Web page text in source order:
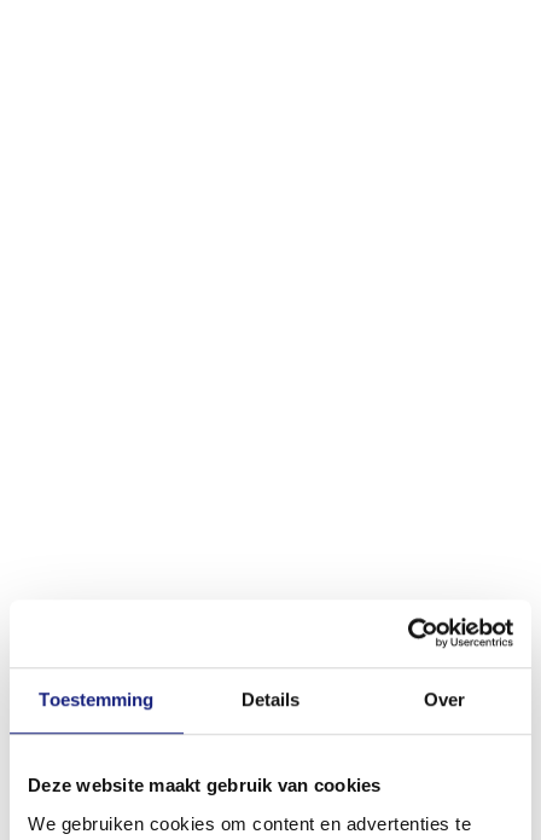
Toestemming Details Over
Deze website maakt gebruik van cookies
We gebruiken cookies om content en advertenties te